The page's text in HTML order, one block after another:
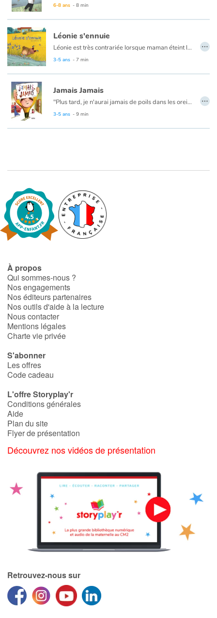
Mais Jules s'ennuie : plus rien ne l'amuse, pas même sa collection de moustaches. Jusqu'au jour où la simple confection d'un avion en papier lui permet de rencontrer tous les gens du voisinage, dont une petite fille de son âge.
6-8 ans - 8 min
Léonie s'ennuie
Léonie est très contrariée lorsque maman éteint la télé. C’est sûr, maintenant, elle va s’ennuyer ! Et aucune des activités proposées par les membres de sa famille ne trouve grâce à ses yeux.
3-5 ans - 7 min
…
Jamais Jamais
"Plus tard, je n'aurai jamais de poils dans les oreilles.
3-5 ans - 9 min
…
À propos
Qui sommes-nous ?
Nos engagements
Nos éditeurs partenaires
Nos outils d'aide à la lecture
Nous contacter
Mentions légales
Charte vie privée
S'abonner
Les offres
Code cadeau
L'offre Storyplay'r
Conditions générales
Aide
Plan du site
Flyer de présentation
Découvrez nos vidéos de présentation
Retrouvez-nous sur